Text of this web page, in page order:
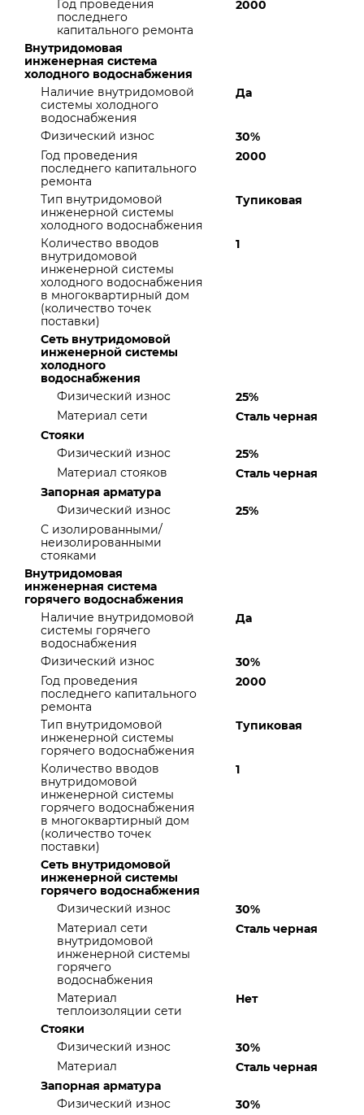
Год проведения
последнего
капитального ремонта
2000
Внутридомовая
инженерная система
холодного водоснабжения
Наличие внутридомовой
системы холодного
водоснабжения
Да
Физический износ
30%
Год проведения
последнего капитального
ремонта
2000
Тип внутридомовой
инженерной системы
холодного водоснабжения
Тупиковая
Количество вводов
внутридомовой
инженерной системы
холодного водоснабжения
в многоквартирный дом
(количество точек
поставки)
1
Сеть внутридомовой
инженерной системы
холодного
водоснабжения
Физический износ
25%
Материал сети
Сталь черная
Стояки
Физический износ
25%
Материал стояков
Сталь черная
Запорная арматура
Физический износ
25%
С изолированными/
неизолированными
стояками
Внутридомовая
инженерная система
горячего водоснабжения
Наличие внутридомовой
системы горячего
водоснабжения
Да
Физический износ
30%
Год проведения
последнего капитального
ремонта
2000
Тип внутридомовой
инженерной системы
горячего водоснабжения
Тупиковая
Количество вводов
внутридомовой
инженерной системы
горячего водоснабжения
в многоквартирный дом
(количество точек
поставки)
1
Сеть внутридомовой
инженерной системы
горячего водоснабжения
Физический износ
30%
Материал сети
внутридомовой
инженерной системы
горячего
водоснабжения
Сталь черная
Материал
теплоизоляции сети
Нет
Стояки
Физический износ
30%
Материал
Сталь черная
Запорная арматура
Физический износ
30%